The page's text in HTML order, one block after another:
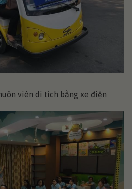
viên di tích bằng xe điện